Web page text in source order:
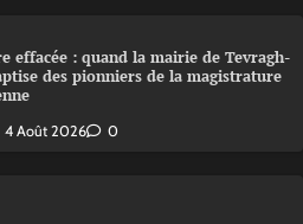
effacée : quand la mairie de Tevragh-
des pionniers de la magistrature
4 Août 2026 0